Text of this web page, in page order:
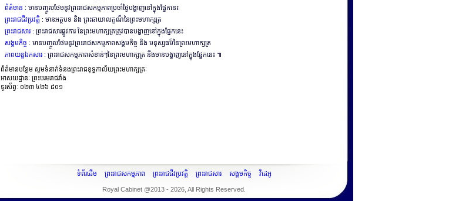
ព័ត៌មាន : មានបញ្ចូលថែមនូវព្រះរាជសកម្មភាពប្រចាំថ្ងៃបង្ហាញនៅក្នុងផ្នែកនេះ
ព្រះរាជជីវប្រវត្តិ : មានអត្ថបទ និង ព្រះឆាយាលក្ខណ៏នៃព្រះមហាក្សត្រ
ព្រះរាជសារ : ព្រះរាជសារផ្លូវការ នៃព្រះមហាក្សត្រត្រូវបានបង្ហាញនៅក្នុងផ្នែកនេះ
សង្គមកិច្ច : មានបញ្ចូលថែមនូវព្រះរាជសកម្មភាពសង្គមកិច្ច និង មនុស្សធម៏នៃព្រះមហាក្សត្រ
ភាពយន្តឯកសារ : ព្រះរាជសកម្មភាពសំខាន់ៗនៃព្រះមហាក្សត្រ នឹងមានបង្ហាញនៅក្នុងផ្នែកនេះ ៕
ព័ត៌មានបន្ថែម សូមទំនាក់ទំនងព្រះរាជខុទ្ធកាល័យព្រះមហាក្សត្រៈ
អាសយដ្ឋានៈ ព្រះបរមរាជវាំង
ទូរស័ព្វៈ ០២៣ ៤២៦ ៨០១
ទំព័រដើម ព្រះរាជសកម្មភាព ព្រះរាជជីវប្រវត្តិ ព្រះរាជសារ សង្គមកិច្ច វីដេអូ
Royal Cabinet @2013 - 2026, All Rights Reserved.